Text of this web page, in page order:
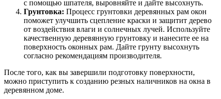
с помощью шпателя, выровняйте и дайте высохнуть.
Грунтовка: Процесс грунтовки деревянных рам окон
поможет улучшить сцепление краски и защитит дерево
от воздействия влаги и солнечных лучей. Используйте
качественную деревянную грунтовку и нанесите ее на
поверхность оконных рам. Дайте грунту высохнуть
согласно рекомендациям производителя.
После того, как вы завершили подготовку поверхности,
можно приступить к созданию резных наличников на окна в
деревянном доме.